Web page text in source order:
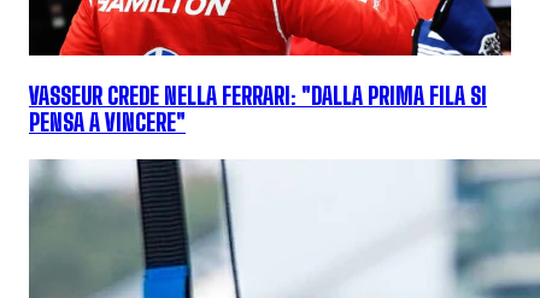
VASSEUR CREDE NELLA FERRARI: "DALLA PRIMA FILA SI
PENSA A VINCERE"